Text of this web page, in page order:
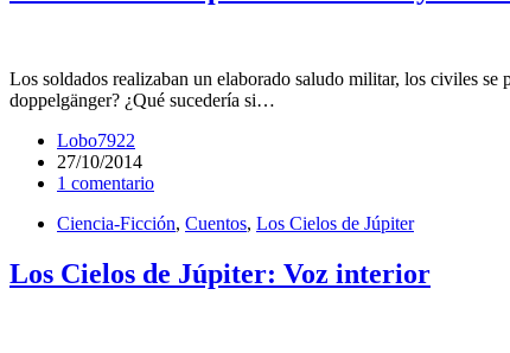
Los soldados realizaban un elaborado saludo militar, los civiles
doppelgänger? ¿Qué sucedería si…
Lobo7922
27/10/2014
1 comentario
Ciencia-Ficción, Cuentos, Los Cielos de Júpiter
Los Cielos de Júpiter: Voz interior